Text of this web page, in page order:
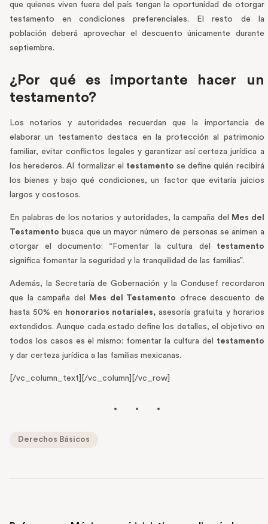
que quienes viven fuera del país tengan la oportunidad de otorgar
testamento en condiciones preferenciales. El resto de la
población deberá aprovechar el descuento únicamente durante
septiembre.
¿Por qué es importante hacer un
testamento?
Los notarios y autoridades recuerdan que la importancia de
elaborar un testamento destaca en la protección al patrimonio
familiar, evitar conflictos legales y garantizar así certeza jurídica a
los herederos. Al formalizar el testamento se define quién recibirá
los bienes y bajo qué condiciones, un factor que evitaría juicios
largos y costosos.
En palabras de los notarios y autoridades, la campaña del
Mes del
Testamento busca que un mayor número de personas se animen a
otorgar el documento: “Fomentar la cultura del
testamento
significa fomentar la seguridad y la tranquilidad de las familias”.
Además, la Secretaría de Gobernación y la Condusef recordaron
que la campaña del
Mes del Testamento ofrece descuento de
hasta 50% en
honorarios notariales, asesoría gratuita y horarios
extendidos. Aunque cada estado define los detalles, el objetivo en
todos los casos es el mismo: fomentar la cultura del
testamento
y dar certeza jurídica a las familias mexicanas.
[/vc_column_text][/vc_column][/vc_row]
Derechos Básicos